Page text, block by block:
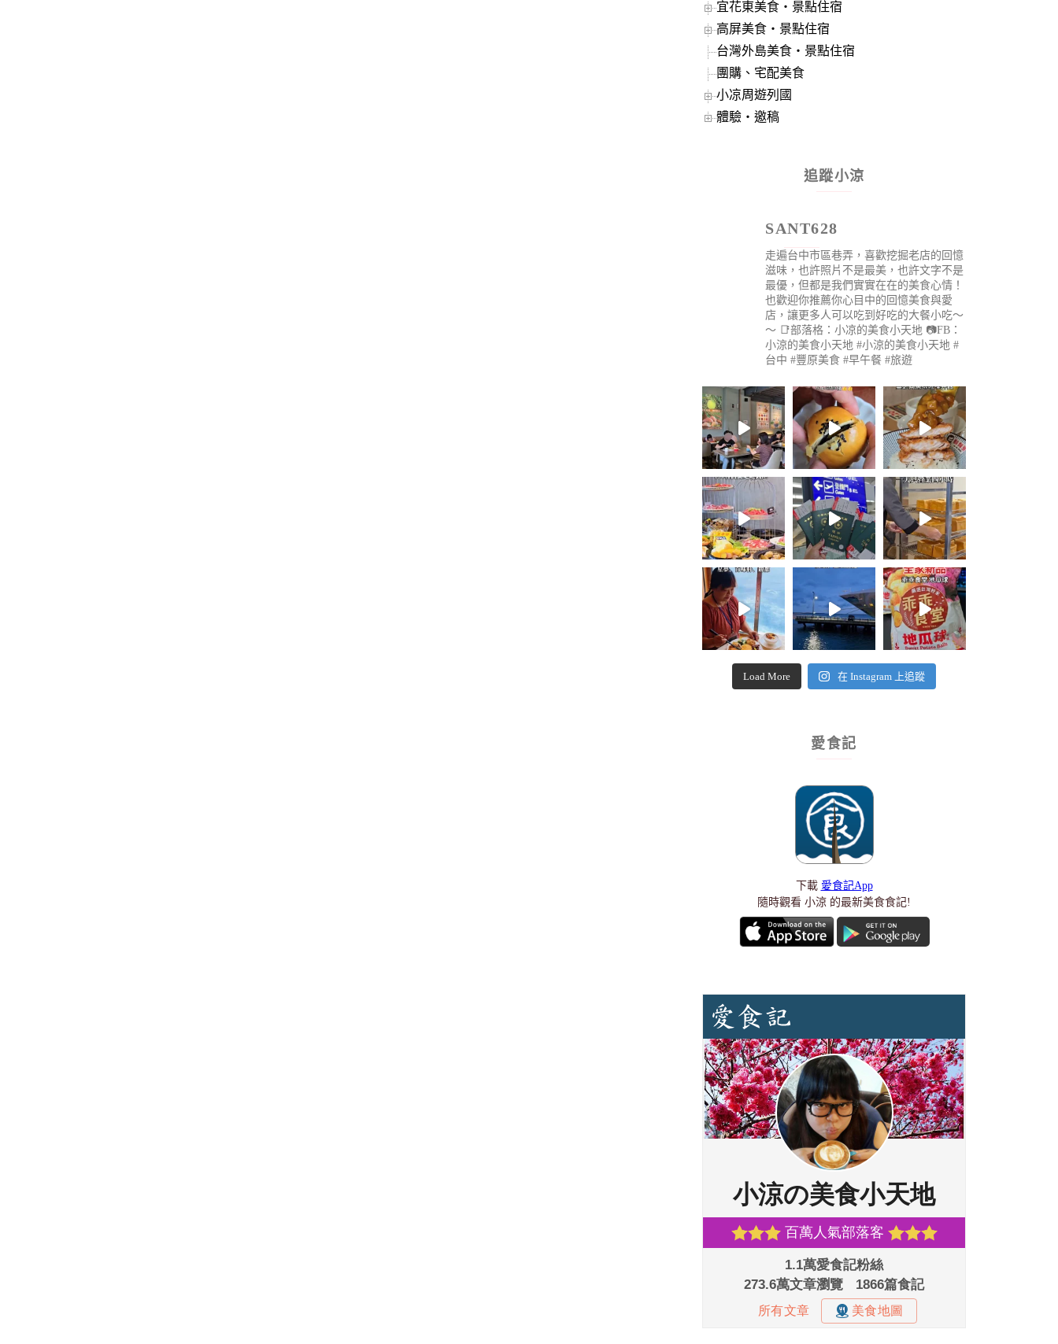
宜花東美食‧景點住宿
高屏美食‧景點住宿
台灣外島美食‧景點住宿
團購、宅配美食
小凉周遊列國
體驗‧邀稿
追蹤小涼
SANT628
走遍台中市區巷弄，喜歡挖掘老店的回憶
滋味，也許照片不是最美，也許文字不是
最優，但都是我們實實在在的美食心情！
也歡迎你推薦你心目中的回憶美食與愛
店，讓更多人可以吃到好吃的大餐小吃～
～ 📑部落格：小凉的美食小天地 📷FB：
小涼的美食小天地 #小涼的美食小天地 #
台中 #豐原美食 #早午餐 #旅遊
Load More 在 Instagram 上追蹤
愛食記
下載 愛食記App
隨時觀看 小涼 的最新美食食記!